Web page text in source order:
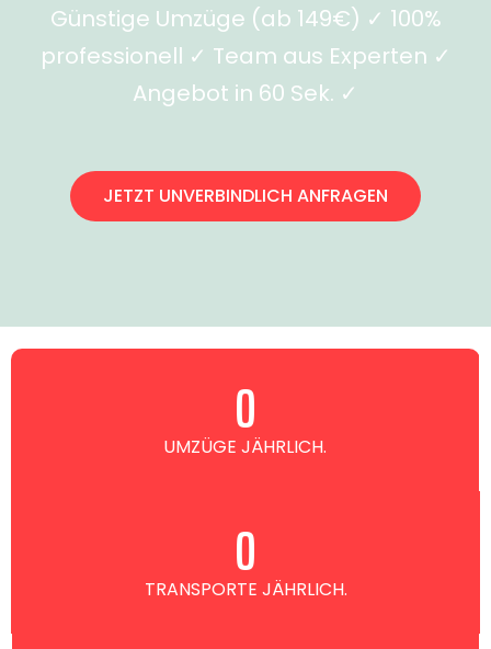
Günstige Umzüge (ab 149€) ✓ 100%
professionell ✓ Team aus Experten ✓
Angebot in 60 Sek. ✓
JETZT UNVERBINDLICH ANFRAGEN
UMZÜGE JÄHRLICH.
0
TRANSPORTE JÄHRLICH.
0